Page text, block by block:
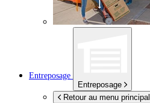
Entreposage
Entreposage
Retour au menu principal